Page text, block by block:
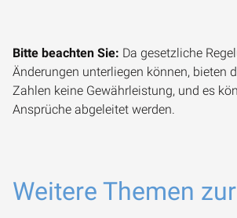
Bitte beachten Sie: Da gesetzliche
Änderungen unterliegen können, bieten
Zahlen keine Gewährleistung, und es
Ansprüche abgeleitet werden.
Weitere Themen